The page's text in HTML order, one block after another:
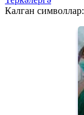
Калган символлар: